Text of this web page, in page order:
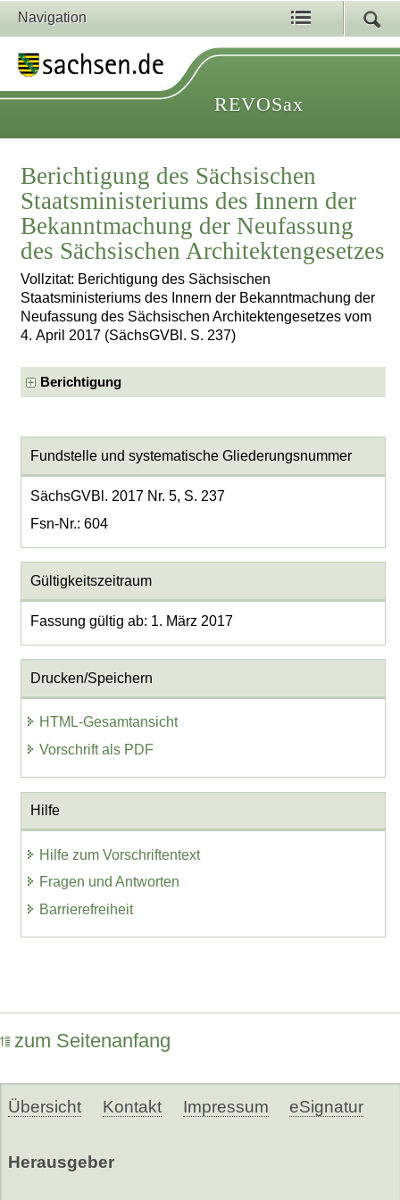
Navigation
REVOSax
Berichtigung des Sächsischen
Staatsministeriums des Innern der
Bekanntmachung der Neufassung
des Sächsischen Architektengesetzes
Vollzitat: Berichtigung des Sächsischen
Staatsministeriums des Innern der Bekanntmachung der
Neufassung des Sächsischen Architektengesetzes vom
4. April 2017 (SächsGVBl. S. 237)
Berichtigung
Fundstelle und systematische Gliederungsnummer
SächsGVBl. 2017 Nr. 5, S. 237
Fsn-Nr.: 604
Gültigkeitszeitraum
Fassung gültig ab: 1. März 2017
Drucken/Speichern
HTML-Gesamtansicht
Vorschrift als PDF
Hilfe
Hilfe zum Vorschriftentext
Fragen und Antworten
Barrierefreiheit
zum Seitenanfang
Übersicht Kontakt Impressum eSignatur
Herausgeber